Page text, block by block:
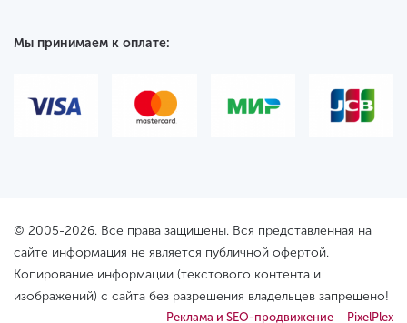
Мы принимаем к оплате:
© 2005-2026. Все права защищены. Вся представленная на
сайте информация не является публичной офертой.
Копирование информации (текстового контента и
изображений) с сайта без разрешения владельцев запрещено!
Реклама и SEO-продвижение – PixelPlex